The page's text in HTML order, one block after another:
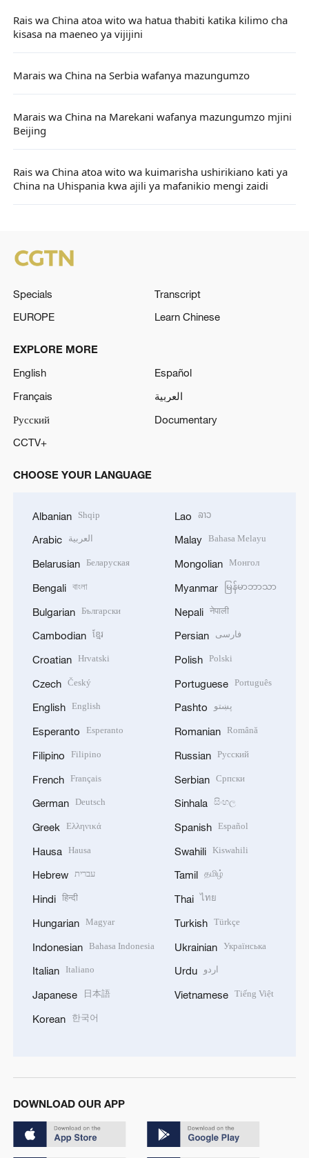
Rais wa China atoa wito wa hatua thabiti katika kilimo cha
kisasa na maeneo ya vijijini
Marais wa China na Serbia wafanya mazungumzo
Marais wa China na Marekani wafanya mazungumzo mjini
Beijing
Rais wa China atoa wito wa kuimarisha ushirikiano kati ya
China na Uhispania kwa ajili ya mafanikio mengi zaidi
Specials
Transcript
EUROPE
Learn Chinese
EXPLORE MORE
English
Español
Français
العربية
Русский
Documentary
CCTV+
CHOOSE YOUR LANGUAGE
Albanian Shqip
Arabic العربية
Belarusian Беларуская
Bengali বাংলা
Bulgarian Български
Cambodian ខ្មែរ
Croatian Hrvatski
Czech Český
English English
Esperanto Esperanto
Filipino Filipino
French Français
German Deutsch
Greek Ελληνικά
Hausa Hausa
Hebrew עברית
Hindi हिन्दी
Hungarian Magyar
Indonesian Bahasa Indonesia
Italian Italiano
Japanese 日本語
Korean 한국어
Lao ລາວ
Malay Bahasa Melayu
Mongolian Монгол
Myanmar မြန်မာဘာသာ
Nepali नेपाली
Persian فارسی
Polish Polski
Portuguese Português
Pashto پښتو
Romanian Română
Russian Русский
Serbian Српски
Sinhala සිංහල
Spanish Español
Swahili Kiswahili
Tamil தமிழ்
Thai ไทย
Turkish Türkçe
Ukrainian Українська
Urdu اردو
Vietnamese Tiếng Việt
DOWNLOAD OUR APP